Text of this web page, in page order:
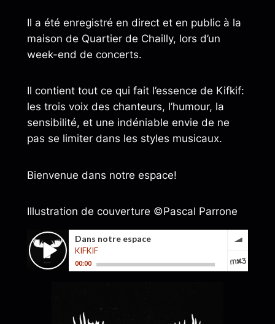
Il a été enregistré en direct et en public à la
maison de Quartier de Chailly, lors d’un
week-end de concerts.
Il contient tout ce qui fait l’essence de Kifkif:
les trois voix des chanteurs, l’humour, la
sensibilité, et une indéniable envie de ne
pas se limiter dans les styles musicaux.
Bienvenue dans notre espace!
Illustration de couverture ©Pascal Parrone